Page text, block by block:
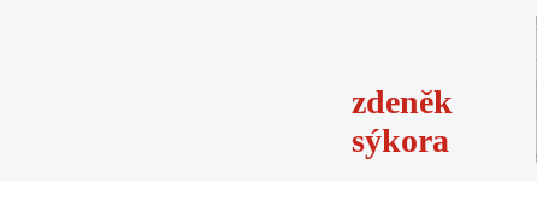
zdeněk
sýkora